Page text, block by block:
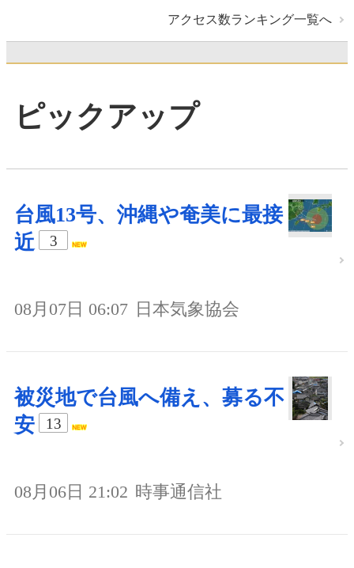
アクセス数ランキング一覧へ
ピックアップ
台風13号、沖縄や奄美に最接
近
3
08月07日 06:07 日本気象協会
被災地で台風へ備え、募る不
安
13
08月06日 21:02 時事通信社